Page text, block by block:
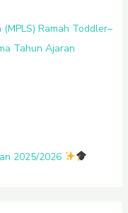
Ramah Toddler–
Tahun Ajaran
2025/2026